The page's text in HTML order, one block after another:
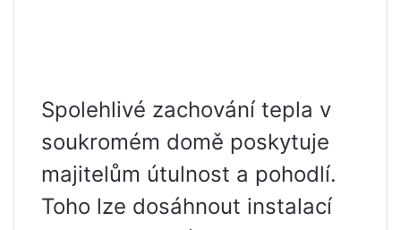
Spolehlivé zachování tepla v
soukromém domě poskytuje
majitelům útulnost a pohodlí.
Toho lze dosáhnout instalací